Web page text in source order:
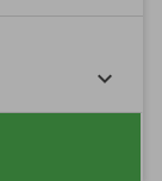
keyboard_arrow_down